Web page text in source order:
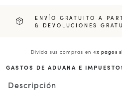
ENVÍO GRATUITO A
& DEVOLUCIONES
Divida sus compras en 4x pagos
GASTOS DE ADUANA E
Descripción